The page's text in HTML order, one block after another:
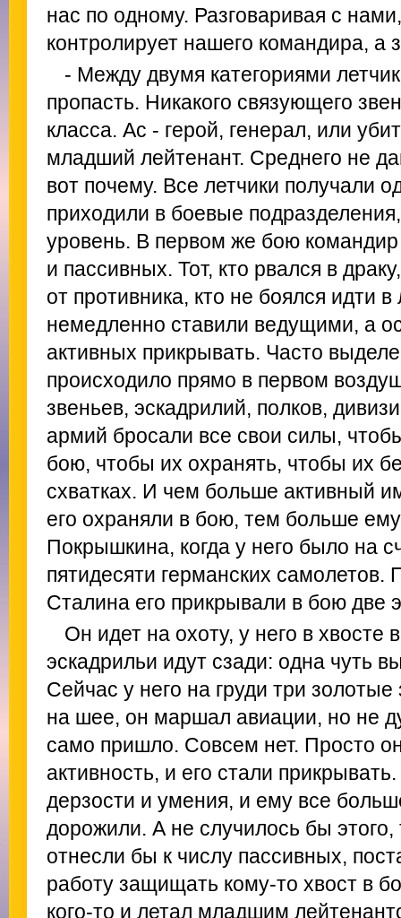
нас по одному. Разговаривая с
контролирует нашего командира, а
- Между двумя категориями
пропасть. Никакого связующего
класса. Ас - герой, генерал, или
младший лейтенант. Среднего не
вот почему. Все летчики получали
приходили в боевые
уровень. В первом же бою
и пассивных. Тот, кто рвался в
от противника, кто не боялся идти
немедленно ставили ведущими, а
активных прикрывать. Часто
происходило прямо в первом
звеньев, эскадрилий, полков,
армий бросали все свои силы,
бою, чтобы их охранять, чтобы их
схватках. И чем больше активный
его охраняли в бою, тем больше
Покрышкина, когда у него было на
пятидесяти германских самолетов.
Сталина его прикрывали в бою две
Он идет на охоту, у него в хвосте
эскадрильи идут сзади: одна чуть
Сейчас у него на груди три
на шее, он маршал авиации, но не
само пришло. Совсем нет. Просто
активность, и его стали
дерзости и умения, и ему все
дорожили. А не случилось бы
отнесли бы к числу пассивных,
работу защищать кому-то хвост в
кого-то и летал младшим